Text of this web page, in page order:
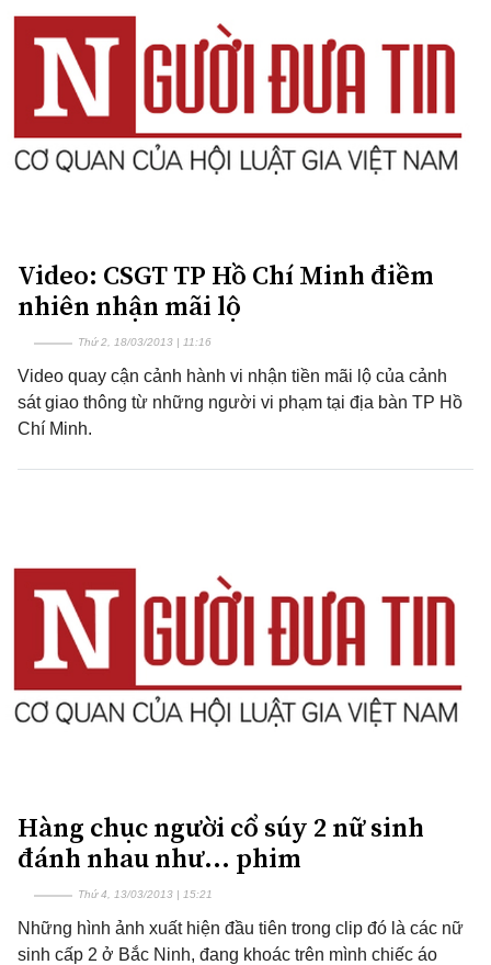
Video: CSGT TP Hồ Chí Minh điềm
nhiên nhận mãi lộ
Thứ 2, 18/03/2013 | 11:16
Video quay cận cảnh hành vi nhận tiền mãi lộ của cảnh
sát giao thông từ những người vi phạm tại địa bàn TP Hồ
Chí Minh.
Hàng chục người cổ súy 2 nữ sinh
đánh nhau như... phim
Thứ 4, 13/03/2013 | 15:21
Những hình ảnh xuất hiện đầu tiên trong clip đó là các nữ
sinh cấp 2 ở Bắc Ninh, đang khoác trên mình chiếc áo